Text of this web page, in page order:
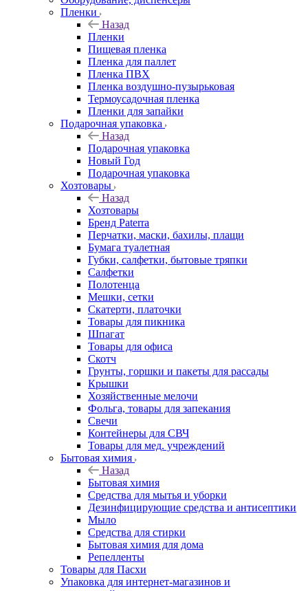
Пленки
Назад
Пленки
Пищевая пленка
Пленка для паллет
Пленка ПВХ
Пленка воздушно-пузырьковая
Термоусадочная пленка
Пленки для запайки
Подарочная упаковка
Назад
Подарочная упаковка
Новый Год
Подарочная упаковка
Хозтовары
Назад
Хозтовары
Бренд Paterra
Перчатки, маски, бахилы, плащи
Бумага туалетная
Губки, салфетки, бытовые тряпки
Салфетки
Полотенца
Мешки, сетки
Скатерти, платочки
Товары для пикника
Шпагат
Товары для офиса
Скотч
Грунты, горшки и пакеты для рассады
Крышки
Хозяйственные мелочи
Фольга, товары для запекания
Свечи
Контейнеры для СВЧ
Товары для мед. учреждений
Бытовая химия
Назад
Бытовая химия
Средства для мытья и уборки
Дезинфицирующие средства и антисептики
Мыло
Средства для стирки
Бытовая химия для дома
Репелленты
Товары для Пасхи
Упаковка для интернет-магазинов и